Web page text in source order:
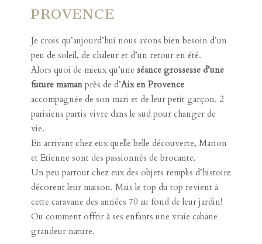
PROVENCE
Je crois qu’aujourd’hui nous avons bien besoin d’un
peu de soleil, de chaleur et d’un retour en été.
Alors quoi de mieux qu’une séance grossesse d’une
future mamanprès de d’Aix en Provence
accompagnée de son mari et de leur petit garçon. 2
parisiens partis vivre dans le sud pour changer de
vie.
En arrivant chez eux quelle belle découverte, Marion
et Etienne sont des passionnés de brocante.
Un peu partout chez eux des objets remplis d’histoire
décorent leur maison. Mais le top du top revient à
cette caravane des années 70 au fond de leur jardin!
Ou comment offrir à ses enfants une vraie cabane
grandeur nature.